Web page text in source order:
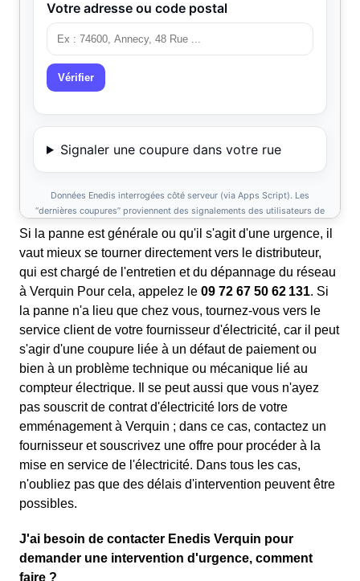
Si la panne est générale ou qu'il s'agit d'une urgence, il
vaut mieux se tourner directement vers le distributeur,
qui est chargé de l'entretien et du dépannage du réseau
à Verquin Pour cela, appelez le 09 72 67 50 62 131. Si
la panne n'a lieu que chez vous, tournez-vous vers le
service client de votre fournisseur d'électricité, car il peut
s'agir d'une coupure liée à un défaut de paiement ou
bien à un problème technique ou mécanique lié au
compteur électrique. Il se peut aussi que vous n'ayez
pas souscrit de contrat d'électricité lors de votre
emménagement à Verquin ; dans ce cas, contactez un
fournisseur et souscrivez une offre pour procéder à la
mise en service de l'électricité. Dans tous les cas,
n'oubliez pas que des délais d'intervention peuvent être
possibles.
J'ai besoin de contacter Enedis Verquin pour
demander une intervention d'urgence, comment
faire ?